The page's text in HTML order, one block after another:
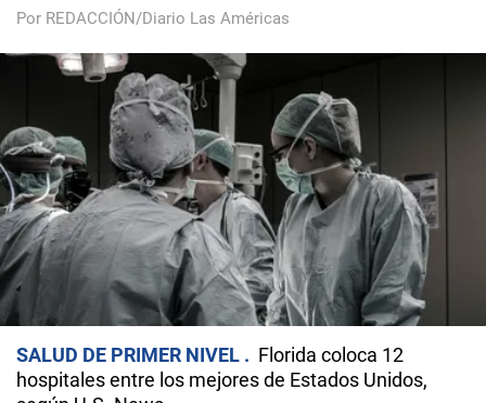
Por REDACCIÓN/Diario Las Américas
SALUD DE PRIMER NIVEL
Florida coloca 12
hospitales entre los mejores de Estados Unidos,